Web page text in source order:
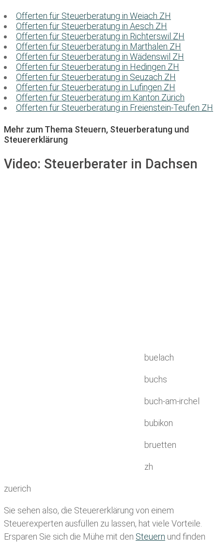
Offerten für Steuerberatung in Weiach ZH
Offerten für Steuerberatung in Aesch ZH
Offerten für Steuerberatung in Richterswil ZH
Offerten für Steuerberatung in Marthalen ZH
Offerten für Steuerberatung in Wädenswil ZH
Offerten für Steuerberatung in Hedingen ZH
Offerten für Steuerberatung in Seuzach ZH
Offerten für Steuerberatung in Lufingen ZH
Offerten für Steuerberatung im Kanton Zürich
Offerten für Steuerberatung in Freienstein-Teufen ZH
Mehr zum Thema Steuern, Steuerberatung und
Steuererklärung
Video: Steuerberater in Dachsen
buelach
buchs
buch-am-irchel
bubikon
bruetten
zh
zuerich
Sie sehen also, die Steuererklärung von einem
Steuerexperten ausfüllen zu lassen, hat viele Vorteile.
Ersparen Sie sich die Mühe mit den Steuern und finden